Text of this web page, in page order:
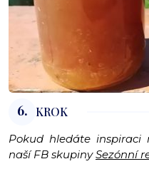
6. KROK
Pokud hledáte inspiraci
naší FB skupinySezónní